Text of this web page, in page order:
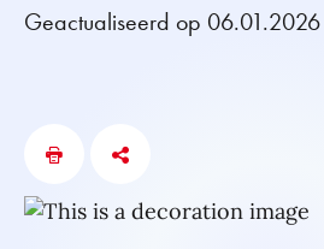
Geactualiseerd op 06.01.2026